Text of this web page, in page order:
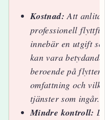
Kostnad: Att anlita
professionell
innebär en utgift
kan vara betydande
beroende på
omfattning och
tjänster som ingår.
Mindre kontroll: